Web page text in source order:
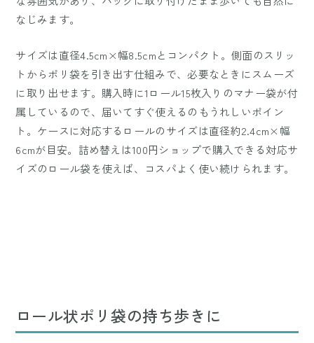
なじみます。
サイズは直径4.5cm×幅8.5cmとコンパクト。側面のスリッ
トからポリ袋を引き出す仕組みで、必要なときにスムーズ
に取り出せます。購入時に1ロール15枚入りのマナー袋が付
属しているので、届いてすぐ使えるのもうれしいポイン
ト。ケースに対応するロールのサイズは直径約2.4cm×幅
6cmが目安。詰め替えは100円ショップで購入できる対応サ
イズのロール袋を使えば、コスパよく使い続けられます。
ロール状ポリ袋の持ち歩きに